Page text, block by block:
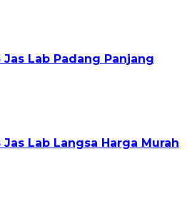
Jas Lab Padang Panjang
Jas Lab Langsa Harga Murah